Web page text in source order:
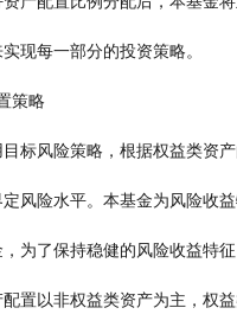
甄选基金来实现每一部分的投资策略。
1、资产配置策略
本基金采用目标风险策略，根据权
置比例来界定风险水平。本基金为
稳健的基金，为了保持稳健的风险
的长期资产配置以非权益类资产为